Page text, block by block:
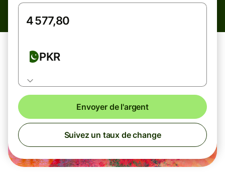
PKR
Envoyer de l'argent
Suivez un taux de change